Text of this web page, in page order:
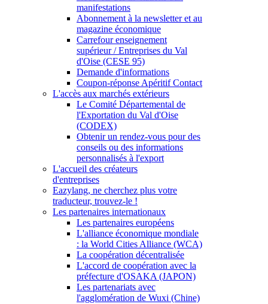
manifestations
Abonnement à la newsletter et au
magazine économique
Carrefour enseignement
supérieur / Entreprises du Val
d'Oise (CESE 95)
Demande d'informations
Coupon-réponse Apéritif Contact
L'accès aux marchés extérieurs
Le Comité Départemental de
l'Exportation du Val d'Oise
(CODEX)
Obtenir un rendez-vous pour des
conseils ou des informations
personnalisés à l'export
L'accueil des créateurs
d'entreprises
Eazylang, ne cherchez plus votre
traducteur, trouvez-le !
Les partenaires internationaux
Les partenaires européens
L'alliance économique mondiale
: la World Cities Alliance (WCA)
La coopération décentralisée
L'accord de coopération avec la
préfecture d'OSAKA (JAPON)
Les partenariats avec
l'agglomération de Wuxi (Chine)